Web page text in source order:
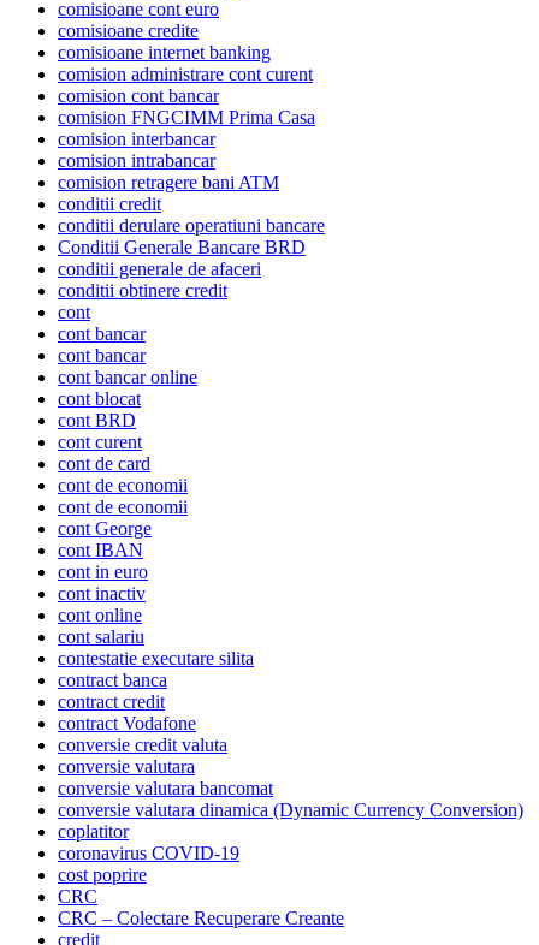
comisioane cont euro
comisioane credite
comisioane internet banking
comision administrare cont curent
comision cont bancar
comision FNGCIMM Prima Casa
comision interbancar
comision intrabancar
comision retragere bani ATM
conditii credit
conditii derulare operatiuni bancare
Conditii Generale Bancare BRD
conditii generale de afaceri
conditii obtinere credit
cont
cont bancar
cont bancar
cont bancar online
cont blocat
cont BRD
cont curent
cont de card
cont de economii
cont de economii
cont George
cont IBAN
cont in euro
cont inactiv
cont online
cont salariu
contestatie executare silita
contract banca
contract credit
contract Vodafone
conversie credit valuta
conversie valutara
conversie valutara bancomat
conversie valutara dinamica (Dynamic Currency Conversion)
coplatitor
coronavirus COVID-19
cost poprire
CRC
CRC – Colectare Recuperare Creante
credit